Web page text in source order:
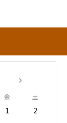
金 土
1
2